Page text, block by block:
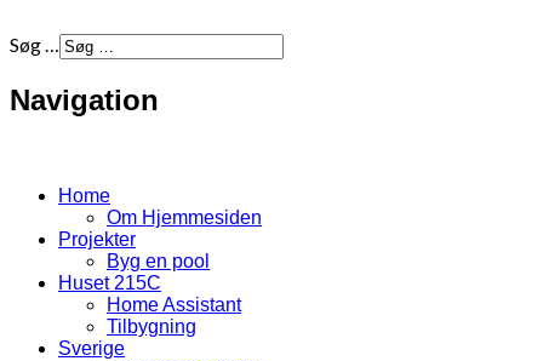
Søg …
Navigation
Home
Om Hjemmesiden
Projekter
Byg en pool
Huset 215C
Home Assistant
Tilbygning
Sverige